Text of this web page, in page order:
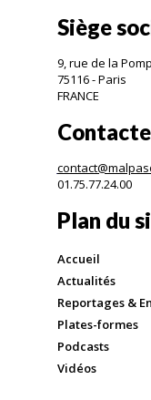
Siège
9, rue de la
75116 - Paris
FRANCE
01.75.77.24.00
Plan du
Accueil
Actualités
Reportages &
Plates-formes
Podcasts
Vidéos